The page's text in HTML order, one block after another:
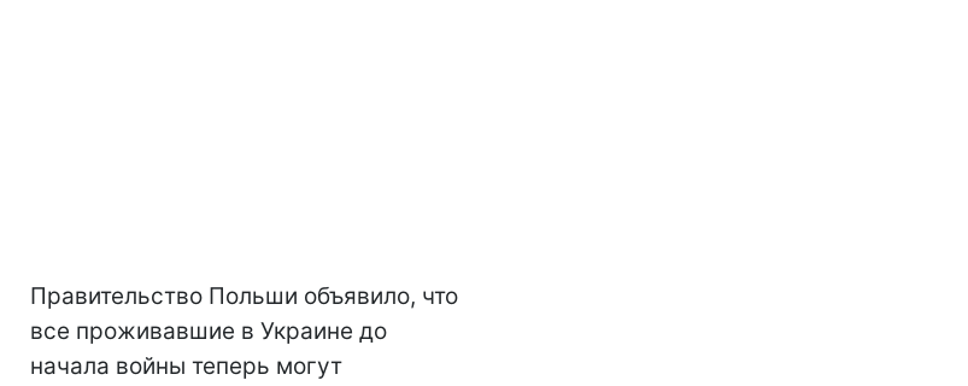
Правительство Польши объявило, что
все проживавшие в Украине до
начала войны теперь могут